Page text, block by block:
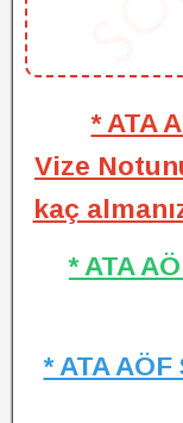
* ATA
Vize
kaç
* ATA
* ATA